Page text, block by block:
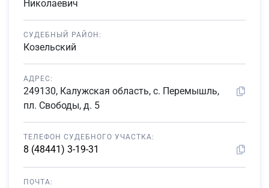
Николаевич
СУДЕБНЫЙ РАЙОН:
Козельский
АДРЕС:
249130, Калужская область, с. Перемышль,
пл. Свободы, д. 5
ТЕЛЕФОН СУДЕБНОГО УЧАСТКА:
8 (48441) 3-19-31
ПОЧТА: